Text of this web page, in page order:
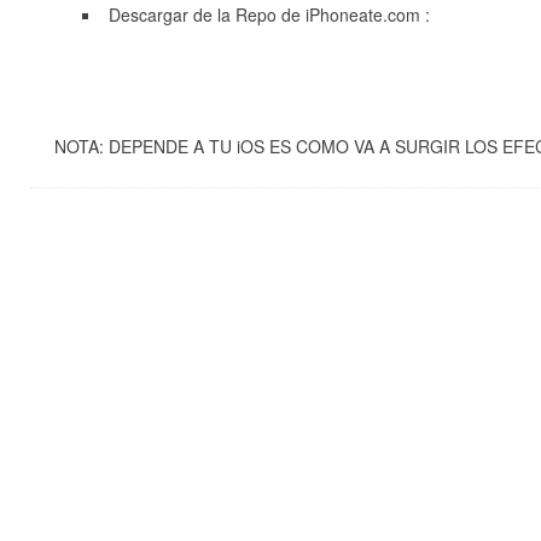
Descargar de la Repo de iPhoneate.com :
NOTA: DEPENDE A TU iOS ES COMO VA A SURGIR LOS